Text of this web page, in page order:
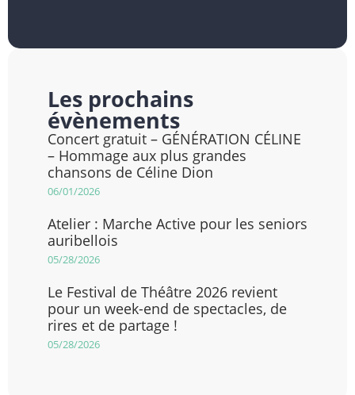
Les prochains
évènements
Concert gratuit – GÉNÉRATION CÉLINE
– Hommage aux plus grandes
chansons de Céline Dion
06/01/2026
Atelier : Marche Active pour les seniors
auribellois
05/28/2026
Le Festival de Théâtre 2026 revient
pour un week-end de spectacles, de
rires et de partage !
05/28/2026